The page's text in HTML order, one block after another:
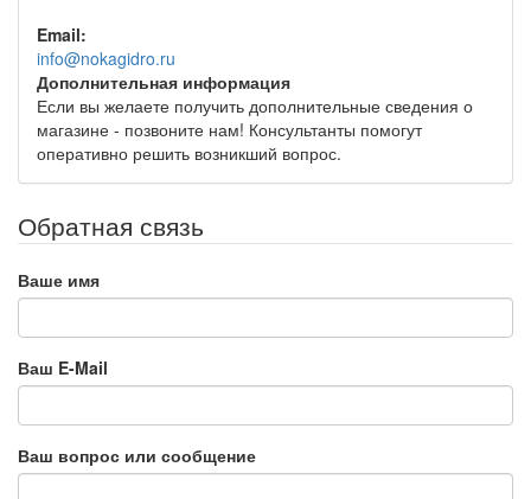
Email:
info@nokagidro.ru
Дополнительная информация
Если вы желаете получить дополнительные сведения о
магазине - позвоните нам! Консультанты помогут
оперативно решить возникший вопрос.
Обратная связь
Ваше имя
Ваш E-Mail
Ваш вопрос или сообщение